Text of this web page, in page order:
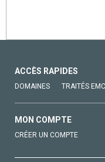
ACCÈS RAPIDES
DOMAINES TRAITÉS EMC
MON COMPTE
CRÉER UN COMPTE